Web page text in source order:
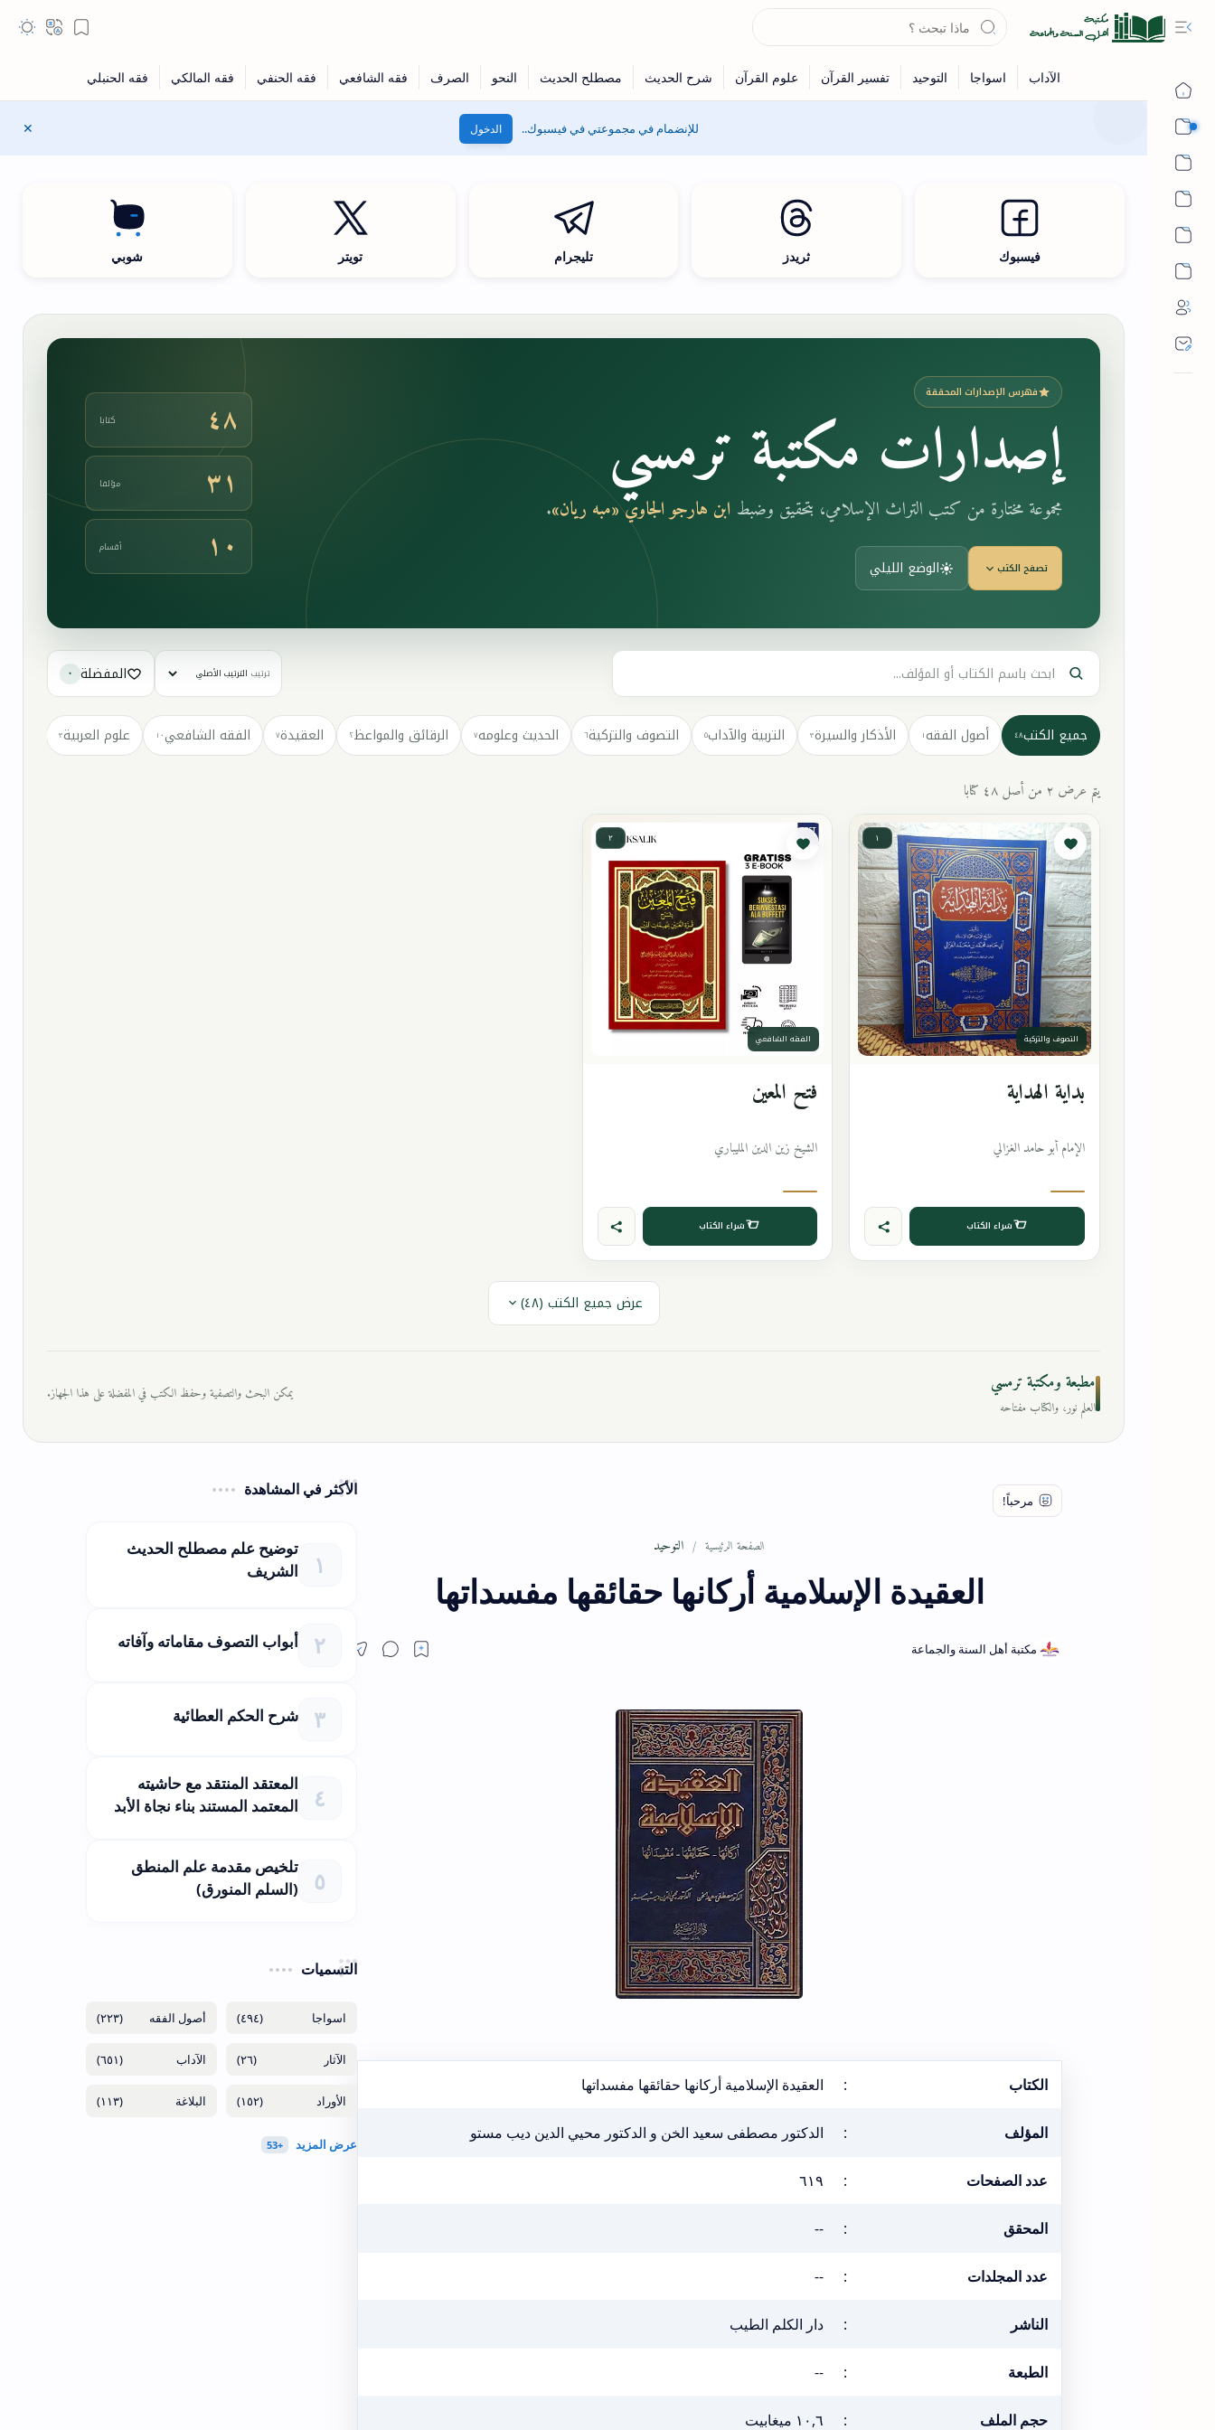
للإنضمام في مجموعتي في فيسبوك.. الدخول
فيسبوك ثريدز تليجرام تويتر شوبي
فهرس الإصدارات المحققة
إصدارات مكتبة ترمسي
مجموعة مختارة من كتب التراث الإسلامي، بتحقيق وضبط ابن هارجو الجاوي «مبه ريان».
تصفح الكتب الوضع الليلي
٤٨ كتابا
٣١ مؤلفا
١٠ أقسام
ترتيب المفضلة ٠
جميع الكتب٤٨ أصول الفقه١ الأذكار والسيرة٣ التربية والآداب٥ التصوف والتزكية٦ الحديث وعلومه٧ الرقائق والمواعظ٢ العقيدة٧ الفقه الشافعي١٠ علوم العربية٣
يتم عرض ٢ من أصل ٤٨ كتابا
١
التصوف والتزكية
بداية الهداية
الإمام أبو حامد الغزالي
شراء الكتاب
٢
الفقه الشافعي
فتح المعين
الشيخ زين الدين المليباري
شراء الكتاب
عرض جميع الكتب (٤٨)
مطبعة ومكتبة ترمسي
العلم نور، والكتاب مفتاحه
يمكن البحث والتصفية وحفظ الكتب في المفضلة على هذا الجهاز.
الصفحة الرئيسية التوحيد
العقيدة الإسلامية أركانها حقائقها مفسداتها
الكتاب : العقيدة الإسلامية أركانها حقائقها مفسداتها
المؤلف : الدكتور مصطفى سعيد الخن و الدكتور محيي الدين ديب مستو
عدد الصفحات : ٦١٩
المحقق :
--
عدد المجلدات :
--
الناشر : دار الكلم الطيب
الطبعة :
--
حجم الملف : ١٠,٦ ميغابيت
الأكثر في المشاهدة
توضيح علم مصطلح الحديث
الشريف
أبواب التصوف مقاماته وآفاته
شرح الحكم العطائية
المعتقد المنتقد مع حاشيته
المعتمد المستند بناء نجاة الأبد
تلخيص مقدمة علم المنطق
(السلم المنورق)
التسميات
(٤٩٤) (٢٢٣)
(٢٦) (٦٥١)
(١٥٢) (١١٣)